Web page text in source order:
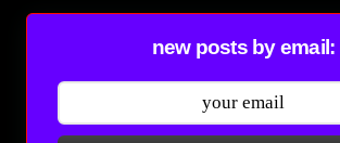
new posts by email: